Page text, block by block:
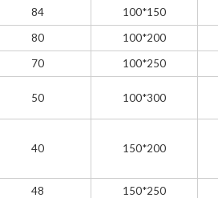
84 100*150
80 100*200
70 100*250
50 100*300
40 150*200
48 150*250